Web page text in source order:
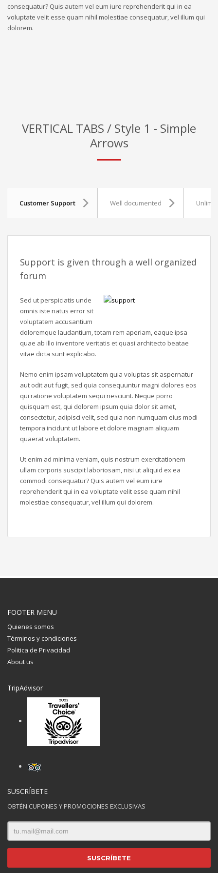
consequatur? Quis autem vel eum iure reprehenderit qui in ea
voluptate velit esse quam nihil molestiae consequatur, vel illum qui
dolorem.
VERTICAL TABS / Style 1 - Simple
Arrows
Customer Support Well documented
Support is given through a well organized
forum
Sed ut perspiciatis unde
omnis iste natus error sit
voluptatem accusantium
doloremque laudantium, totam rem aperiam, eaque ipsa
quae ab illo inventore veritatis et quasi architecto beatae
vitae dicta sunt explicabo.
Nemo enim ipsam voluptatem quia voluptas sit aspernatur
aut odit aut fugit, sed quia consequuntur magni dolores eos
qui ratione voluptatem sequi nesciunt. Neque porro
quisquam est, qui dolorem ipsum quia dolor sit amet,
consectetur, adipisci velit, sed quia non numquam eius modi
tempora incidunt ut labore et dolore magnam aliquam
quaerat voluptatem.
Ut enim ad minima veniam, quis nostrum exercitationem
ullam corporis suscipit laboriosam, nisi ut aliquid ex ea
commodi consequatur? Quis autem vel eum iure
reprehenderit qui in ea voluptate velit esse quam nihil
molestiae consequatur, vel illum qui dolorem.
FOOTER MENU
Quienes somos
Términos y condiciones
Politica de Privacidad
About us
TripAdvisor
SUSCRÍBETE
OBTÉN CUPONES Y PROMOCIONES EXCLUSIVAS